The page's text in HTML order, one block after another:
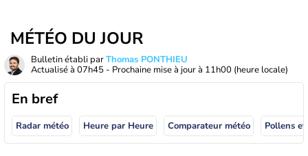
MÉTÉO DU JOUR
Bulletin établi parThomas PONTHIEU
Actualisé à 07h45 - Prochaine mise à jour à 11h00 (heure locale)
En bref
Radar météo Heure par Heure Comparateur météo Pollens